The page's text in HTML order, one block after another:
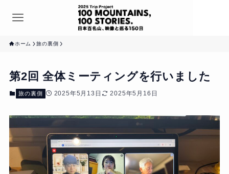
ホーム 旅の裏側
第2回 全体ミーティングを行いました
旅の裏側 2025年5月13日 2025年5月16日